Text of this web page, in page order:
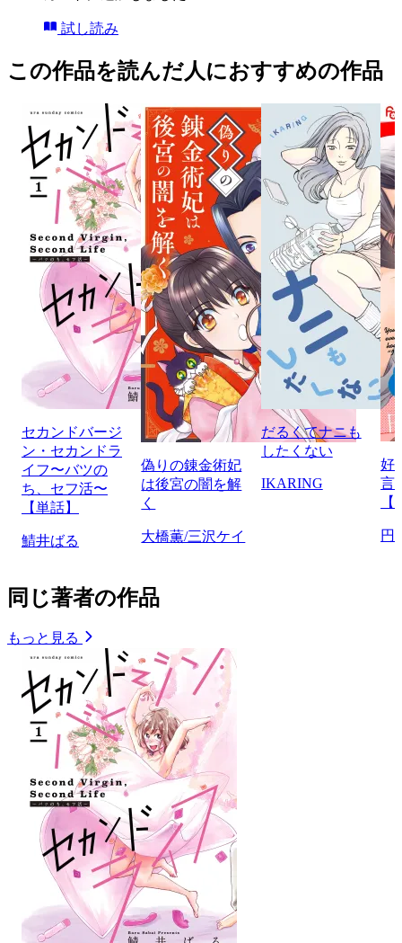
試し読み
この作品を読んだ人におすすめの作品
セカンドバージ
ン・セカンドラ
イフ〜バツの
ち、セフ活〜
【単話】
鯖井ばる
偽りの錬金術妃
は後宮の闇を解
く
大橋薫/三沢ケイ
だるくてナニも
したくない
IKARING
好
言
円
同じ著者の作品
もっと見る